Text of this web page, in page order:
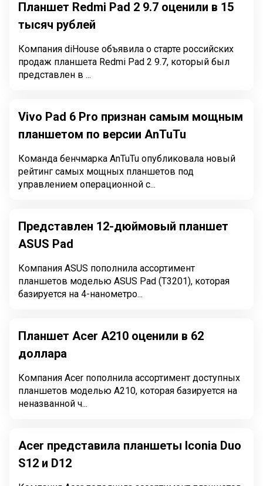
Планшет Redmi Pad 2 9.7 оценили в 15
тысяч рублей
Компания diHouse объявила о старте российских
продаж планшета Redmi Pad 2 9.7, который был
представлен в ...
Vivo Pad 6 Pro признан самым мощным
планшетом по версии AnTuTu
Команда бенчмарка AnTuTu опубликовала новый
рейтинг самых мощных планшетов под
управлением операционной с...
Представлен 12-дюймовый планшет
ASUS Pad
Компания ASUS пополнила ассортимент
планшетов моделью ASUS Pad (T3201), которая
базируется на 4-нанометро...
Планшет Acer A210 оценили в 62
доллара
Компания Acer пополнила ассортимент доступных
планшетов моделью A210, которая базируется на
неназванной ч...
Acer представила планшеты Iconia Duo
S12 и D12